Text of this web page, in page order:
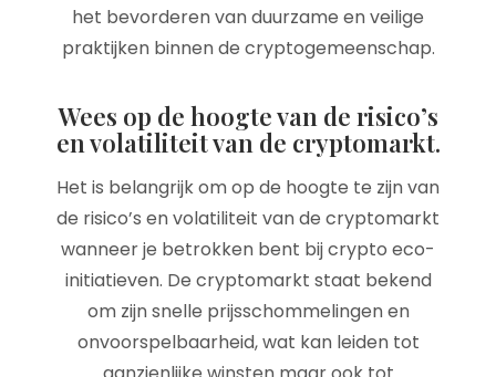
het bevorderen van duurzame en veilige
praktijken binnen de cryptogemeenschap.
Wees op de hoogte van de risico’s
en volatiliteit van de cryptomarkt.
Het is belangrijk om op de hoogte te zijn van
de risico’s en volatiliteit van de cryptomarkt
wanneer je betrokken bent bij crypto eco-
initiatieven. De cryptomarkt staat bekend
om zijn snelle prijsschommelingen en
onvoorspelbaarheid, wat kan leiden tot